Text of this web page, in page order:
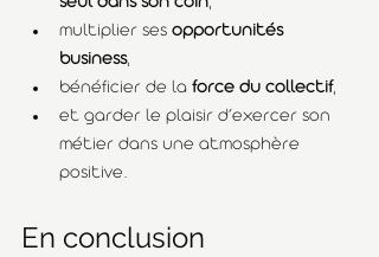
seul dans son coin,
multiplier ses opportunités
business,
bénéficier de la force du collectif,
et garder le plaisir d’exercer son
métier dans une atmosphère
positive.
En conclusion